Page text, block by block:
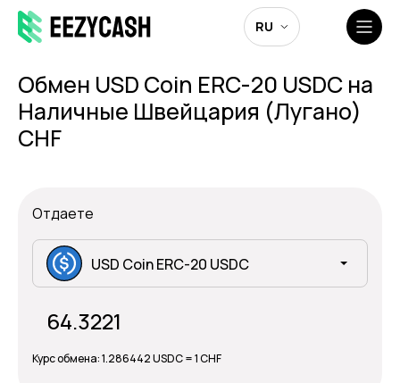
RU
Обмен USD Coin ERC-20 USDC на
Наличные Швейцария (Лугано)
CHF
Отдаете
USD Coin ERC-20 USDC
Курс обмена:1.286442 USDC = 1 CHF